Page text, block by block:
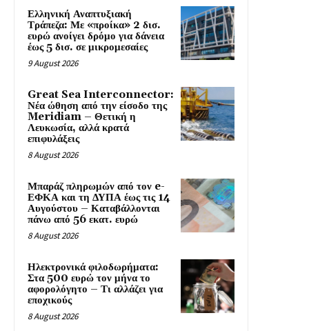
Ελληνική Αναπτυξιακή
Τράπεζα: Με «προίκα» 2 δισ.
ευρώ ανοίγει δρόμο για δάνεια
έως 5 δισ. σε μικρομεσαίες
9 August 2026
Great Sea Interconnector:
Νέα ώθηση από την είσοδο της
Meridiam – Θετική η
Λευκωσία, αλλά κρατά
επιφυλάξεις
8 August 2026
Μπαράζ πληρωμών από τον e-
ΕΦΚΑ και τη ΔΥΠΑ έως τις 14
Αυγούστου – Καταβάλλονται
πάνω από 56 εκατ. ευρώ
8 August 2026
Ηλεκτρονικά φιλοδωρήματα:
Στα 500 ευρώ τον μήνα το
αφορολόγητο – Τι αλλάζει για
εποχικούς
8 August 2026